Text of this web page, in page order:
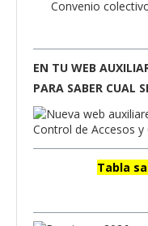
Convenio
EN TU WEB
PARA SABER CUAL
Tabla